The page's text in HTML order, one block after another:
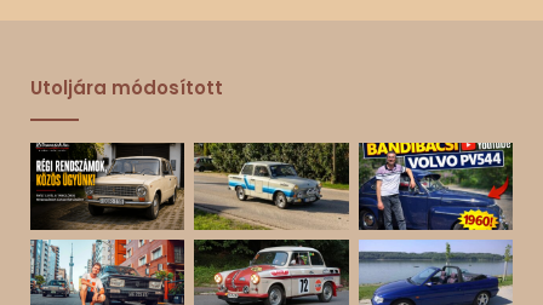
Utoljára módosított